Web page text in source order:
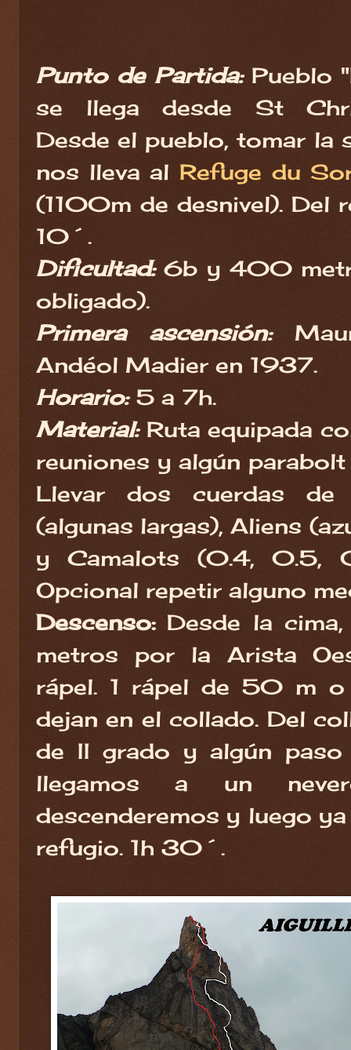
Punto de Partida:Pueblo
se llega desde St
Desde el pueblo, tomar la
nos lleva al Refuge du
(1100m de desnivel). Del
10´.
Dificultad:6b y 400
obligado).
Primera ascensión:
Andéol Madier en 1937.
Horario:5 a 7h.
Material:Ruta equipada
reuniones y algún
Llevar dos cuerdas
(algunas largas), Aliens
y Camalots (0.4, 0.5,
Opcional repetir alguno
Descenso:Desde la
metros por la Arista
rápel. 1 rápel de 50 m
dejan en el collado. Del
de II grado y algún paso
llegamos a un
descenderemos y luego
refugio. 1h 30´.